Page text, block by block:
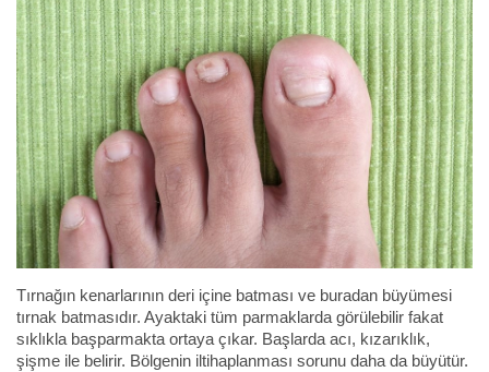
Tırnağın kenarlarının deri içine batması ve buradan büyümesi
tırnak batmasıdır. Ayaktaki tüm parmaklarda görülebilir fakat
sıklıkla başparmakta ortaya çıkar. Başlarda acı, kızarıklık,
şişme ile belirir. Bölgenin iltihaplanması sorunu daha da büyütür.